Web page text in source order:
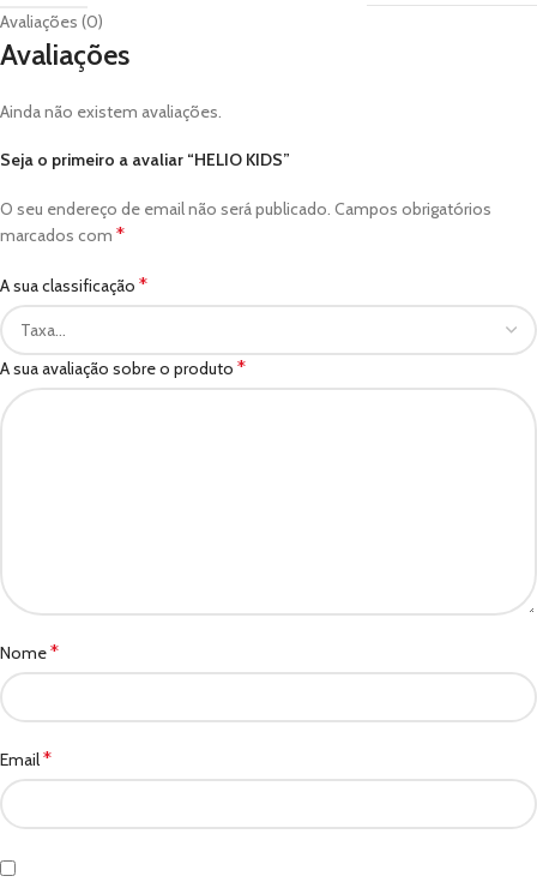
Avaliações (0)
Avaliações
Ainda não existem avaliações.
Seja o primeiro a avaliar “HELIO KIDS”
O seu endereço de email não será publicado. Campos obrigatórios
marcados com *
A sua classificação *
A sua avaliação sobre o produto *
Nome*
Email*